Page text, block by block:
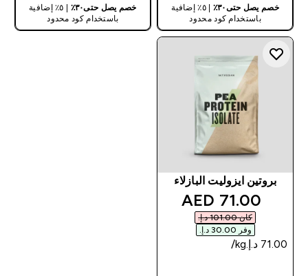
خصم يصل حتى٣٠٪
| ٥٪ إضافية
باستخدام كود محدود
خصم يصل حتى٣٠٪
| ٥٪ إضافية
باستخدام كود محدود
بروتين ايزوليت البازلاء
discounted price
71.00 AED‎
كان ‏101.00 د.إ.‏‎
وفر ‏30.00 د.إ.‏‎